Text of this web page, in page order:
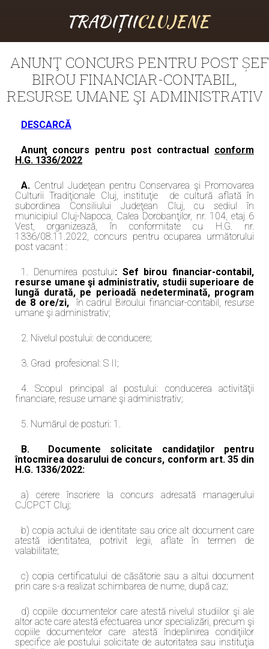
TRADIȚIICLUJENE
ANUNŢ CONCURS PENTRU POST ȘEF
BIROU FINANCIAR-CONTABIL,
RESURSE UMANE ŞI ADMINISTRATIV
DESCARCĂ
Anunţ concurs pentru post contractual conform
H.G. 1336/2022
A. Centrul Judeţean pentru Conservarea şi Promovarea
Culturii Tradiţionale Cluj, instituţie de cultură aflată în
subordinea Consiliului Judeţean Cluj, cu sediul în
municipiul Cluj-Napoca, Calea Dorobanţilor, nr. 104, etaj 6
Vest, organizează, în conformitate cu H.G. nr.
1336/08.11.2022, concurs pentru ocuparea următorului
post vacant :
1. Denumirea postului: Sef birou financiar-contabil,
resurse umane şi administrativ, studii superioare de
lungă durată, pe perioadă nedeterminată, program
de 8 ore/zi,în cadrul Biroului financiar-contabil, resurse
umane şi administrativ;
2. Nivelul postului: de conducere;
3. Grad profesional: S II;
4. Scopul principal al postului: conducerea activităţii
financiare, resuse umane şi administrativ;
5. Numărul de posturi: 1.
B. Documente solicitate candidaţilor pentru
întocmirea dosarului de concurs, conform art. 35 din
H.G. 1336/2022:
a) cerere înscriere la concurs adresată managerului
CJCPCT Cluj;
b) copia actului de identitate sau orice alt document care
atestă identitatea, potrivit legii, aflate în termen de
valabilitate;
c) copia certificatului de căsătorie sau a altui document
prin care s-a realizat schimbarea de nume, după caz;
d) copiile documentelor care atestă nivelul studiilor şi ale
altor acte care atestă efectuarea unor specializări, precum şi
copiile documentelor care atestă îndeplinirea condiţiilor
specifice ale postului solicitate de autoritatea sau instituţia